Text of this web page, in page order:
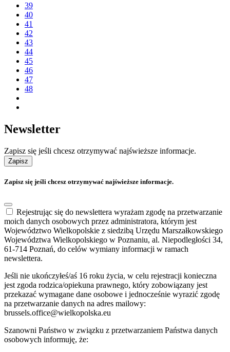
39
40
41
42
43
44
45
46
47
48
Newsletter
Zapisz się jeśli chcesz otrzymywać najświeższe informacje.
Zapisz
Zapisz się jeśli chcesz otrzymywać najświeższe informacje.
Rejestrując się do newslettera wyrażam zgodę na przetwarzanie
moich danych osobowych przez administratora, którym jest
Województwo Wielkopolskie z siedzibą Urzędu Marszałkowskiego
Województwa Wielkopolskiego w Poznaniu, al. Niepodległości 34,
61-714 Poznań, do celów wymiany informacji w ramach
newslettera.
Jeśli nie ukończyłeś/aś 16 roku życia, w celu rejestracji konieczna
jest zgoda rodzica/opiekuna prawnego, który zobowiązany jest
przekazać wymagane dane osobowe i jednocześnie wyrazić zgodę
na przetwarzanie danych na adres mailowy:
brussels.office@wielkopolska.eu
Szanowni Państwo w związku z przetwarzaniem Państwa danych
osobowych informuję, że: